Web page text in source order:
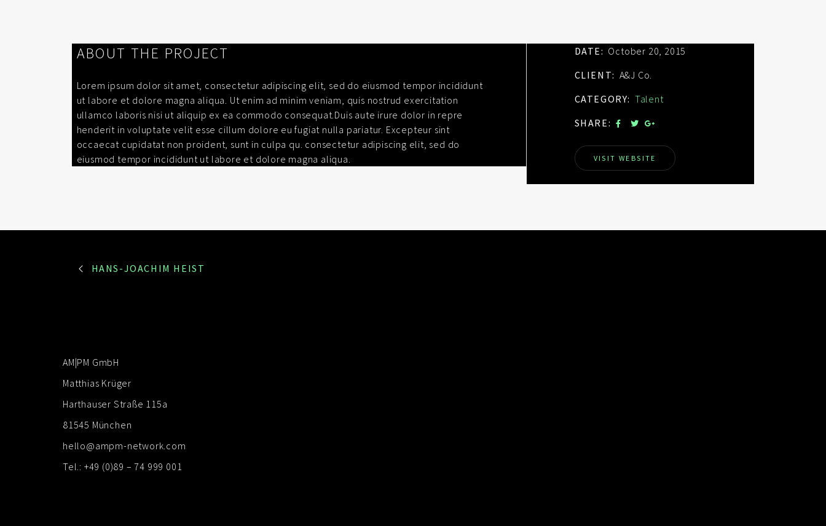
ABOUT THE PROJECT
Lorem ipsum dolor sit amet, consectetur adipiscing elit, sed do eiusmod tempor incididunt
ut labore et dolore magna aliqua. Ut enim ad minim veniam, quis nostrud exercitation
ullamco laboris nisi ut aliquip ex ea commodo consequat.Duis aute irure dolor in repre
henderit in voluptate velit esse cillum dolore eu fugiat nulla pariatur. Excepteur sint
occaecat cupidatat non proident, sunt in culpa qu. consectetur adipiscing elit, sed do
eiusmod tempor incididunt ut labore et dolore magna aliqua.
DATE: October 20, 2015
CLIENT: A&J Co.
CATEGORY: Talent
SHARE:
VISIT WEBSITE
PORTFOLIO
HANS-JOACHIM HEIST
AM|PM GmbH
Matthias Krüger
Harthauser Straße 115a
81545 München
hello@ampm-network.com
Tel.: +49 (0)89 – 74 999 001